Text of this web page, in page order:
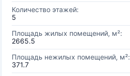
Количество этажей:
5
Площадь жилых помещений, м²:
2665.5
Площадь нежилых помещений, м²:
371.7